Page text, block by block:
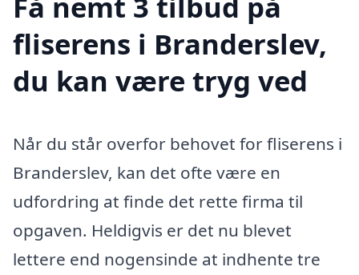
fliserens i Branderslev,
du kan være tryg ved
Når du står overfor behovet for fliserens i
Branderslev, kan det ofte være en
udfordring at finde det rette firma til
opgaven. Heldigvis er det nu blevet
lettere end nogensinde at indhente tre